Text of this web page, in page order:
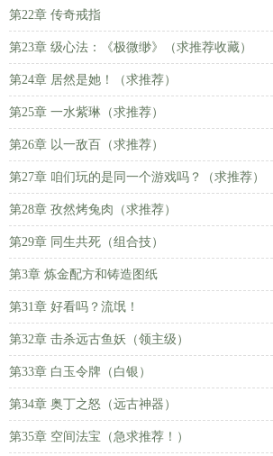
第22章 传奇戒指
第23章 级心法：《极微缈》（求推荐收藏）
第24章 居然是她！（求推荐）
第25章 一水紫琳（求推荐）
第26章 以一敌百（求推荐）
第27章 咱们玩的是同一个游戏吗？（求推荐）
第28章 孜然烤兔肉（求推荐）
第29章 同生共死（组合技）
第3章 炼金配方和铸造图纸
第31章 好看吗？流氓！
第32章 击杀远古鱼妖（领主级）
第33章 白玉令牌（白银）
第34章 奥丁之怒（远古神器）
第35章 空间法宝（急求推荐！）